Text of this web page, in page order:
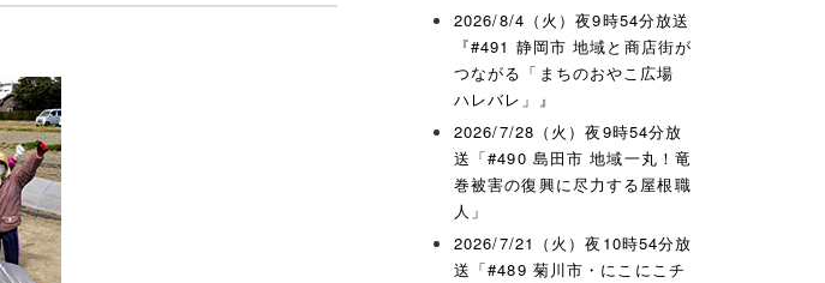
2026/8/4（火）夜9時54分放送
『#491 静岡市 地域と商店街が
つながる「まちのおやこ広場
ハレバレ」』
2026/7/28（火）夜9時54分放
送「#490 島田市 地域一丸！竜
巻被害の復興に尽力する屋根職
人」
2026/7/21（火）夜10時54分放
送「#489 菊川市・にこにこチ